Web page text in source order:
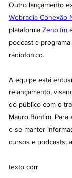
Outro lançamento
Webradio Conexão
plataforma Zeno.fm
podcast e
rádiofonico.
A equipe está
relançamento,
do público com o
Mauro Bonfim.
e se manter
cursos e podcasts,
texto corr